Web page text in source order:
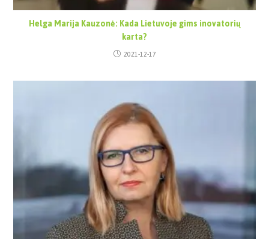
Helga Marija Kauzonė: Kada Lietuvoje gims inovatorių
karta?
2021-12-17